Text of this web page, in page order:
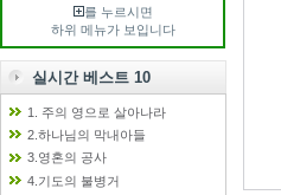
를 누르시면
하위 메뉴가 보입니다
실시간 베스트 10
1. 주의 영으로 살아나라
2.하나님의 막내아들
3.영혼의 공사
4.기도의 불병거